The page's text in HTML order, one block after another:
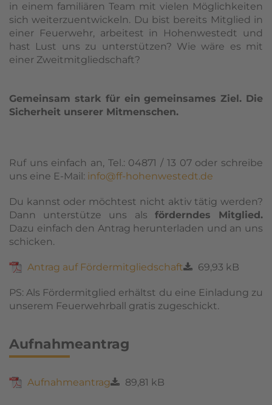
in einem familiären Team mit vielen Möglichkeiten
sich weiterzuentwickeln. Du bist bereits Mitglied in
einer Feuerwehr, arbeitest in Hohenwestedt und
hast Lust uns zu unterstützen? Wie wäre es mit
einer Zweitmitgliedschaft?
Gemeinsam stark für ein gemeinsames Ziel. Die
Sicherheit unserer Mitmenschen.
Ruf uns einfach an, Tel.: 04871 / 13 07 oder schreibe
uns eine E-Mail: info@ff-hohenwestedt.de
Du kannst oder möchtest nicht aktiv tätig werden?
Dann unterstütze uns als förderndes Mitglied.
Dazu einfach den Antrag herunterladen und an uns
schicken.
Antrag auf Fördermitgliedschaft 69,93 kB
PS: Als Fördermitglied erhältst du eine Einladung zu
unserem Feuerwehrball gratis zugeschickt.
Aufnahmeantrag
Aufnahmeantrag 89,81 kB